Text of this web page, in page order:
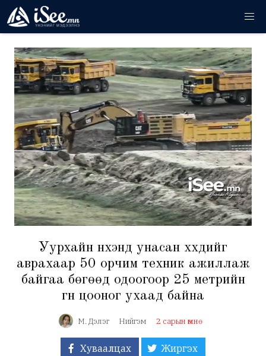
Уурхайн нүхэнд унасан хүүхдийг
аврахаар 50 орчим техник ажиллаж
байгаа бөгөөд одоогоор 25 метрийн
гүн цооног ухаад байна
М. Дэлэг Нийгэм 2 сарын өмнө
Хуваалцах Жиргэх